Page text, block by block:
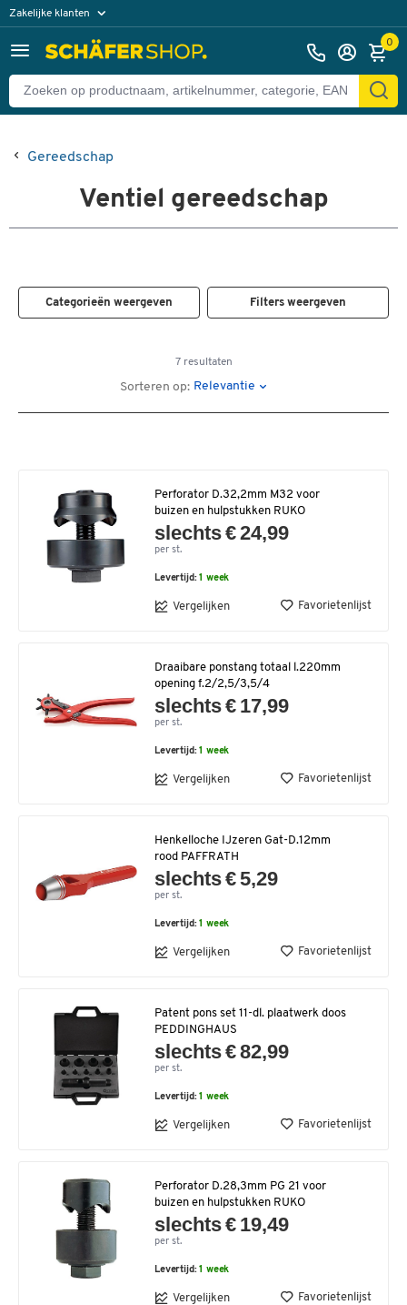
Zakelijke klanten
Particuliere klanten 0
Gereedschap
Ventiel gereedschap
Categorieën weergeven Filters weergeven
7 resultaten
Sorteren op: Relevantie
Perforator D.32,2mm M32 voor
buizen en hulpstukken RUKO
slechts € 24,99
per st.
Levertijd:1 week
Vergelijken Favorietenlijst
Draaibare ponstang totaal l.220mm
opening f.2/2,5/3,5/4
slechts € 17,99
per st.
Levertijd:1 week
Vergelijken Favorietenlijst
Henkelloche IJzeren Gat-D.12mm
rood PAFFRATH
slechts € 5,29
per st.
Levertijd:1 week
Vergelijken Favorietenlijst
Patent pons set 11-dl. plaatwerk doos
PEDDINGHAUS
slechts € 82,99
per st.
Levertijd:1 week
Vergelijken Favorietenlijst
Perforator D.28,3mm PG 21 voor
buizen en hulpstukken RUKO
slechts € 19,49
per st.
Levertijd:1 week
Vergelijken Favorietenlijst